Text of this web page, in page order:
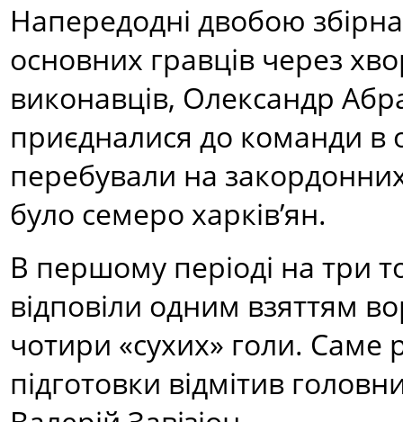
Напередодні двобою
основних гравців через
виконавців, Олександр
приєдналися до команди в
перебували на
було семеро харків’ян.
В першому періоді на три
відповіли одним взяттям
чотири «сухих» голи. Саме
підготовки відмітив